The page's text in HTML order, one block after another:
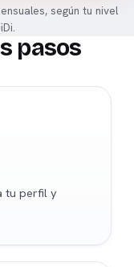
según tu nivel
pasos
tu perfil y